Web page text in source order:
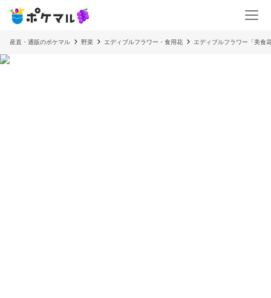
産直・通販のポケマル 野菜 エディブルフラワー・食用花 エディブルフラワー「美食